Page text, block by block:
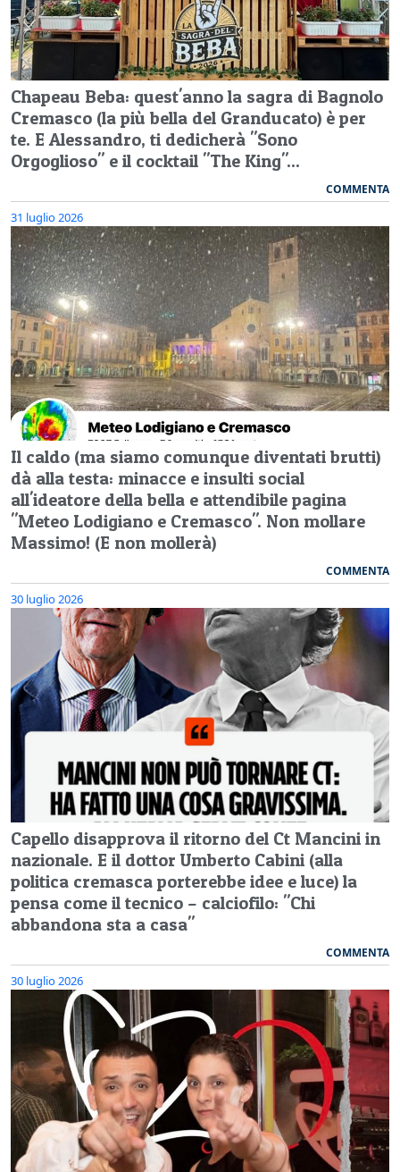
Chapeau Beba: quest'anno la sagra di Bagnolo
Cremasco (la più bella del Granducato) è per
te. E Alessandro, ti dedicherà "Sono
Orgoglioso" e il cocktail "The King"...
COMMENTA
31 luglio 2026
Il caldo (ma siamo comunque diventati brutti)
dà alla testa: minacce e insulti social
all'ideatore della bella e attendibile pagina
"Meteo Lodigiano e Cremasco". Non mollare
Massimo! (E non mollerà)
COMMENTA
30 luglio 2026
Capello disapprova il ritorno del Ct Mancini in
nazionale. E il dottor Umberto Cabini (alla
politica cremasca porterebbe idee e luce) la
pensa come il tecnico – calciofilo: "Chi
abbandona sta a casa"
COMMENTA
30 luglio 2026